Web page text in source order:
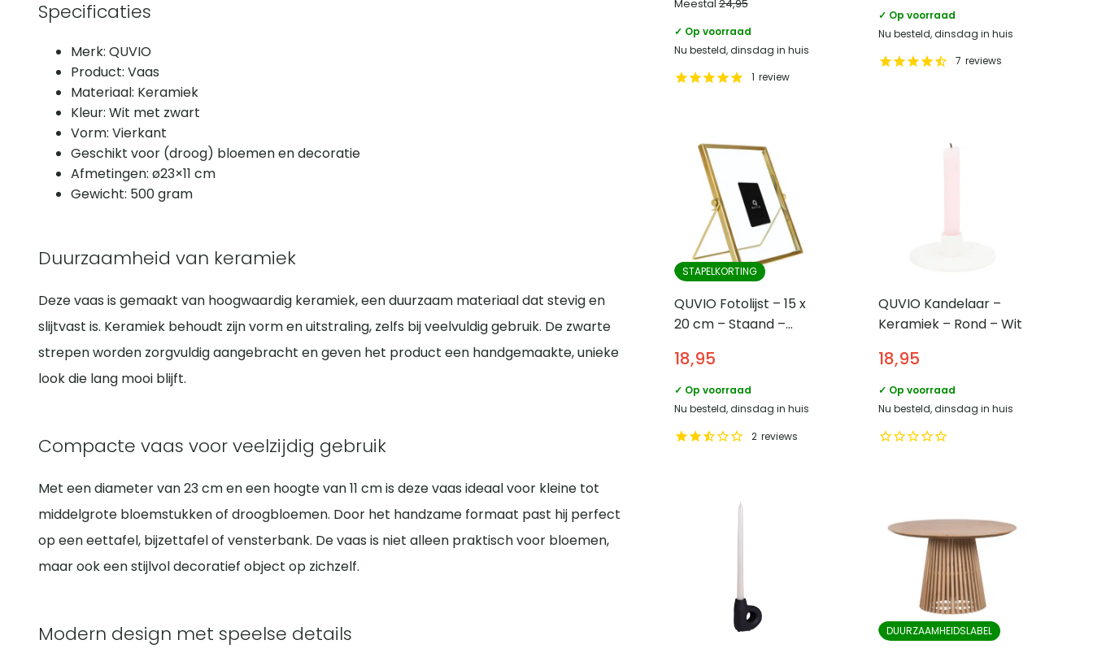
Specificaties
Merk: QUVIO
Product: Vaas
Materiaal: Keramiek
Kleur: Wit met zwart
Vorm: Vierkant
Geschikt voor (droog) bloemen en decoratie
Afmetingen: ø23×11 cm
Gewicht: 500 gram
Duurzaamheid van keramiek
Deze vaas is gemaakt van hoogwaardig keramiek, een duurzaam materiaal dat stevig en
slijtvast is. Keramiek behoudt zijn vorm en uitstraling, zelfs bij veelvuldig gebruik. De zwarte
strepen worden zorgvuldig aangebracht en geven het product een handgemaakte, unieke
look die lang mooi blijft.
Compacte vaas voor veelzijdig gebruik
Met een diameter van 23 cm en een hoogte van 11 cm is deze vaas ideaal voor kleine tot
middelgrote bloemstukken of droogbloemen. Door het handzame formaat past hij perfect
op een eettafel, bijzettafel of vensterbank. De vaas is niet alleen praktisch voor bloemen,
maar ook een stijlvol decoratief object op zichzelf.
Modern design met speelse details
Meestal24,95
✓ Op voorraad
Nu besteld, dinsdag in huis
1 review
✓ Op voorraad
Nu besteld, dinsdag in huis
7 reviews
STAPELKORTING
QUVIO Fotolijst – 15 x
20 cm – Staand –
18,95
✓ Op voorraad
Nu besteld, dinsdag in huis
2 reviews
QUVIO Kandelaar –
Keramiek – Rond – Wit
18,95
✓ Op voorraad
Nu besteld, dinsdag in huis
DUURZAAMHEIDSLABEL